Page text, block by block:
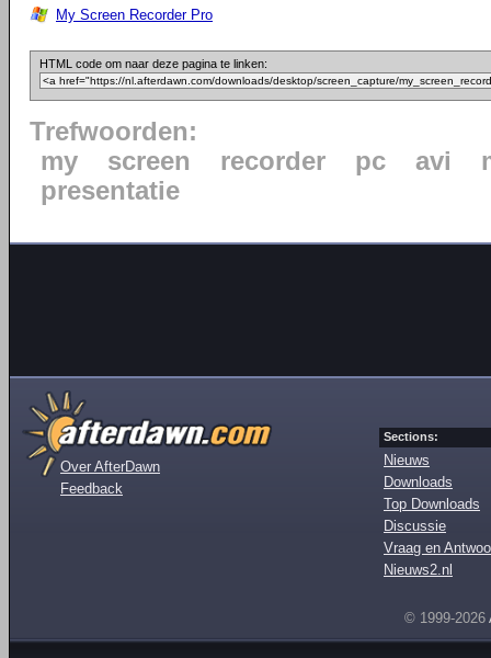
My Screen Recorder Pro
HTML code om naar deze pagina te linken:
Trefwoorden:
my
screen recorder pc avi
presentatie
Over AfterDawn
Feedback
Sections:
Nieuws
Downloads
Top Downloads
Discussie
Vraag en
Nieuws2.nl
© 1999-2026